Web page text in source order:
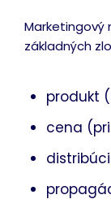
Marketingový
základných
produkt
cena